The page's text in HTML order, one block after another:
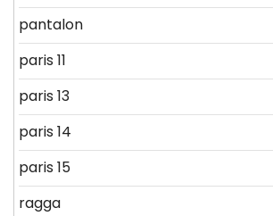
pantalon
paris 11
paris 13
paris 14
paris 15
ragga